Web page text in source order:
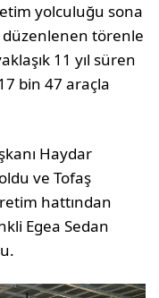
yolculuğu sona
düzenlenen törenle
11 yıl süren
bin 47 araçla
Haydar
ve Tofaş
hattından
Egea Sedan